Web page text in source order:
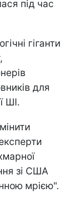
під час
гіганти
для
ШІ.
зі США
мрією".